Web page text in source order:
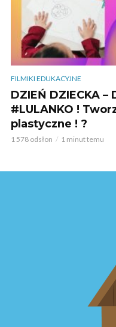
FILMIKI EDUKACYJNE
DZIEŃ DZIECKA –
#LULANKO !
plastyczne ! ?
1 578 odsłon 1 minut temu